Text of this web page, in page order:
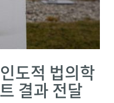
도적 법의학
결과 전달